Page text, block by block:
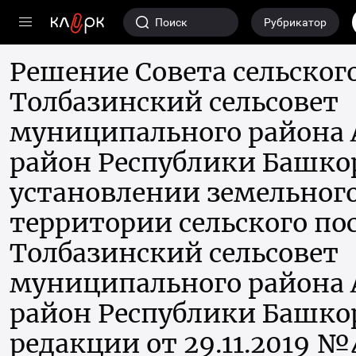
Переход
страницу
сайта
клерк.ру
Поиск Рубрикатор
Решение Совета
Толбазинский сельсовет
муниципального района
район Республики
установлении
территории сельского
Толбазинский сельсовет
муниципального района
район Республики
редакции от 29.11.2019